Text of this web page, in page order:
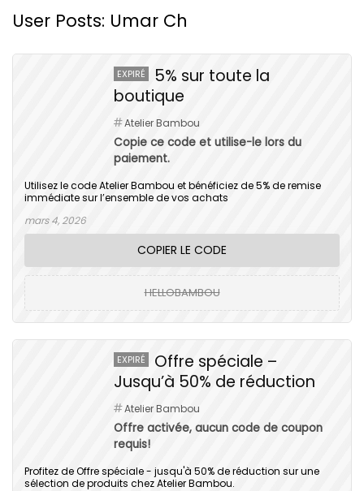
User Posts: Umar Ch
EXPIRÉ
5% sur toute la
boutique
Atelier Bambou
Copie ce code et utilise-le lors du
paiement.
Utilisez le code Atelier Bambou et bénéficiez de 5% de remise
immédiate sur l’ensemble de vos achats
mars 4, 2026
COPIER LE CODE
HELLOBAMBOU
EXPIRÉ
Offre spéciale –
Jusqu’à 50% de réduction
Atelier Bambou
Offre activée, aucun code de coupon
requis!
Profitez de Offre spéciale - jusqu'à 50% de réduction sur une
sélection de produits chez Atelier Bambou.